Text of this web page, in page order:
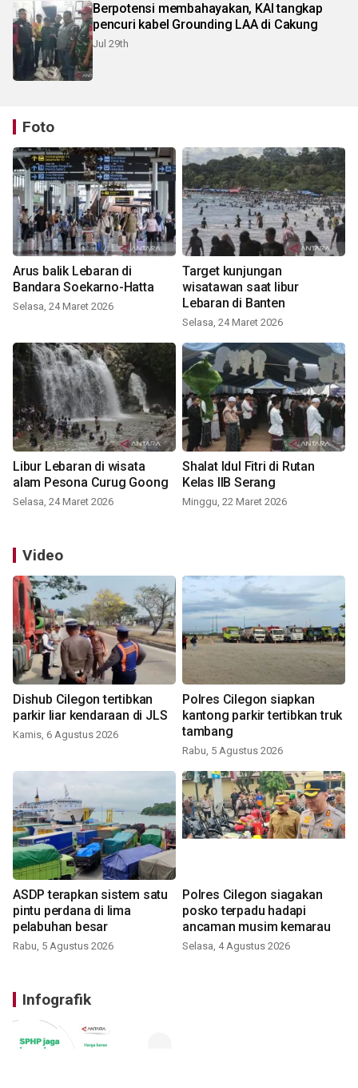
Berpotensi membahayakan, KAI tangkap
pencuri kabel Grounding LAA di Cakung
Jul 29th
Foto
Arus balik Lebaran di
Bandara Soekarno-Hatta
Selasa, 24 Maret 2026
Target kunjungan
wisatawan saat libur
Lebaran di Banten
Selasa, 24 Maret 2026
Libur Lebaran di wisata
alam Pesona Curug Goong
Selasa, 24 Maret 2026
Shalat Idul Fitri di Rutan
Kelas IIB Serang
Minggu, 22 Maret 2026
Video
Dishub Cilegon tertibkan
parkir liar kendaraan di JLS
Kamis, 6 Agustus 2026
Polres Cilegon siapkan
kantong parkir tertibkan truk
tambang
Rabu, 5 Agustus 2026
ASDP terapkan sistem satu
pintu perdana di lima
pelabuhan besar
Rabu, 5 Agustus 2026
Polres Cilegon siagakan
posko terpadu hadapi
ancaman musim kemarau
Selasa, 4 Agustus 2026
Infografik